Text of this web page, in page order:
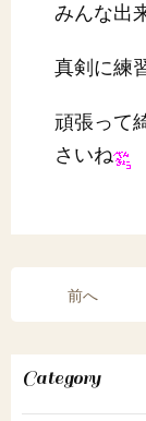
みんな出
真剣に練
頑張って
さいね
前へ
Category